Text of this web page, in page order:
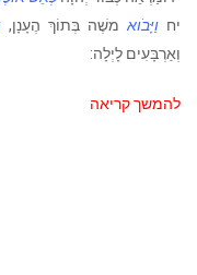
יח וַיָּבֹוא משֶׁה בְּתוֹךְ הֶעָנָן,
וְאַרְבָּעִים לָיְלָה:
להמשך קריאה